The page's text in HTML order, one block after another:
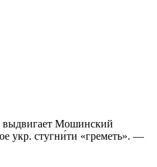
выдвигает Мошинский
укр. стугни́ти «греметь». —